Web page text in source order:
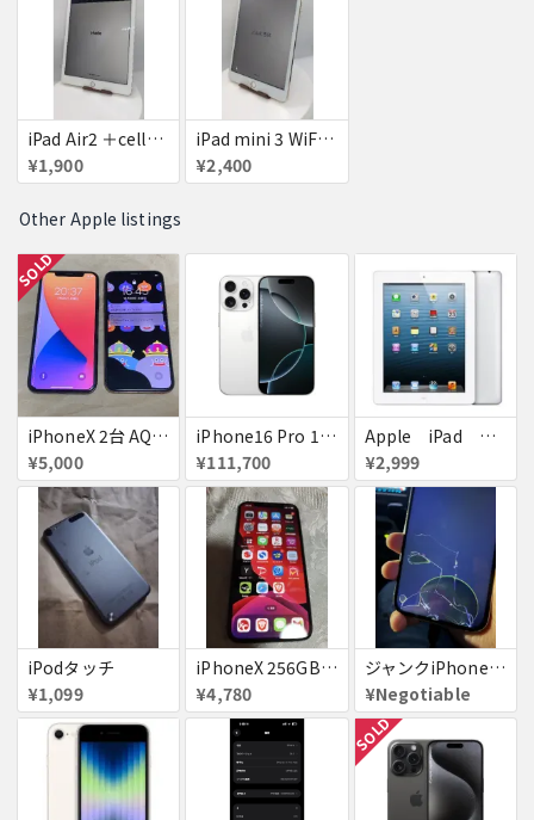
iPad Air2 ＋cellular 16GB
¥1,900
iPad mini 3 WiFi+Cellular 16GB
¥2,400
Other Apple listings
SOLD
iPhoneX 2台 AQUOSsense5g ジャンク品
¥5,000
iPhone16 Pro 128GB ホワイトチタニウム docomo 送料無料
¥111,700
Apple iPad ミニ
¥2,999
iPodタッチ
¥1,099
iPhoneX 256GB ▲softbank ジャンク スペースグレイ A1902 送料無料
¥4,780
ジャンクiPhone13ProMax 128GB ドコモ
¥Negotiable
SOLD